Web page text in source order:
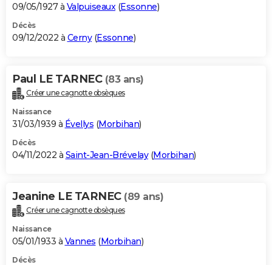
09/05/1927 à Valpuiseaux(Essonne)
Décès
09/12/2022 à Cerny(Essonne)
Paul LE TARNEC (83 ans)
Créer une cagnotte obsèques
Naissance
31/03/1939 à Évellys (Morbihan)
Décès
04/11/2022 à Saint-Jean-Brévelay(Morbihan)
Jeanine LE TARNEC (89 ans)
Créer une cagnotte obsèques
Naissance
05/01/1933 à Vannes (Morbihan)
Décès